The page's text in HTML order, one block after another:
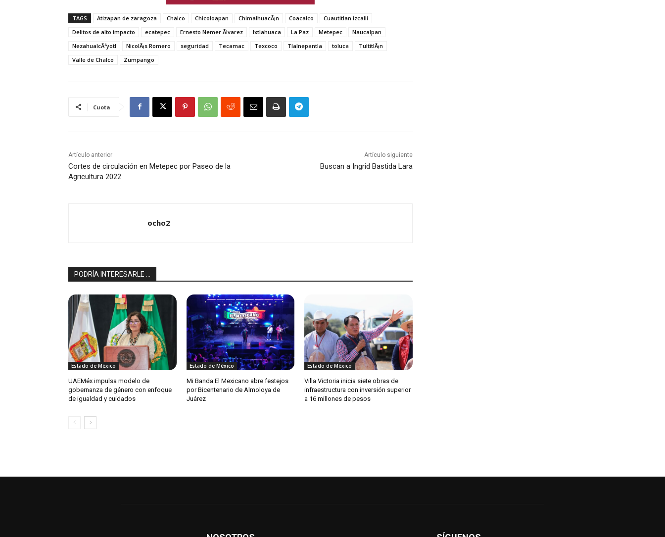
TAGS Atizapan de zaragoza Chalco Chicoloapan ChimalhuacÃ¡n Coacalco
Cuautitlan izcalli
Delitos de alto impacto
ecatepec Ernesto Nemer Ãlvarez Ixtlahuaca La Paz Metepec
Naucalpan
NezahualcÃ³yotl
NicolÃ¡s Romero seguridad Tecamac Texcoco Tlalnepantla toluca
TultitlÃ¡n
Valle de Chalco
Zumpango
Cuota
Artículo anterior
Cortes de circulación en Metepec por Paseo de la
Agricultura 2022
Artículo siguiente
Buscan a Ingrid Bastida Lara
ocho2
PODRÍA INTERESARLE ...
Estado de México
UAEMéx impulsa modelo de
gobernanza de género con enfoque
de igualdad y cuidados
Estado de México
Mi Banda El Mexicano abre festejos
por Bicentenario de Almoloya de
Juárez
Estado de México
Villa Victoria inicia siete obras de
infraestructura con inversión superior
a 16 millones de pesos